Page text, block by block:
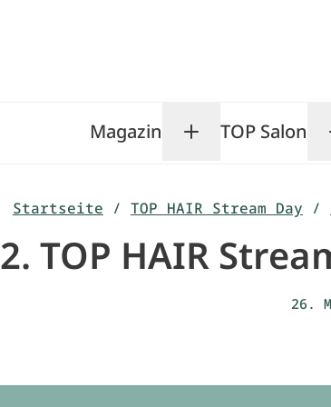
Magazin ToggleTOP Salon
Startseite / TOP HAIR Stream Day /
2. TOP HAIR
26.